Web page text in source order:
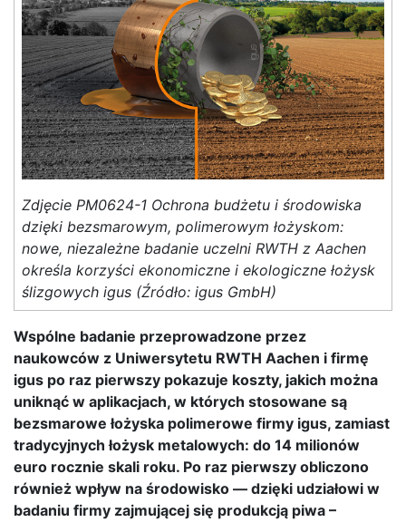
Zdjęcie PM0624-1 Ochrona budżetu i środowiska
dzięki bezsmarowym, polimerowym łożyskom:
nowe, niezależne badanie uczelni RWTH z Aachen
określa korzyści ekonomiczne i ekologiczne łożysk
ślizgowych igus (Źródło: igus GmbH)
Wspólne badanie przeprowadzone przez
naukowców z Uniwersytetu RWTH Aachen i firmę
igus po raz pierwszy pokazuje koszty, jakich można
uniknąć w aplikacjach, w których stosowane są
bezsmarowe łożyska polimerowe firmy igus, zamiast
tradycyjnych łożysk metalowych: do 14 milionów
euro rocznie skali roku. Po raz pierwszy obliczono
również wpływ na środowisko — dzięki udziałowi w
badaniu firmy zajmującej się produkcją piwa –